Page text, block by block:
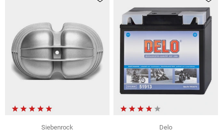
Siebenrock
Delo